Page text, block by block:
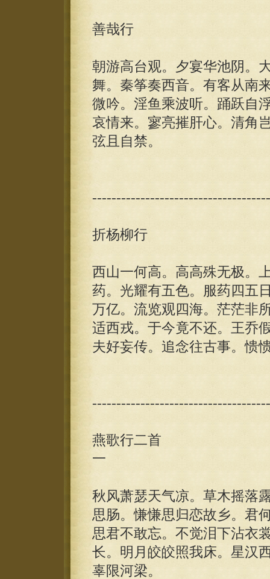
善哉行
朝游高台观。夕宴华池阴。
舞。秦筝奏西音。有客从南
微吟。淫鱼乘波听。踊跃自
哀情来。寥亮摧肝心。清角
弦且自禁。
折杨柳行
西山一何高。高高殊无极。
药。光耀有五色。服药四五
万亿。流览观四海。茫茫非
适西戎。于今竟不还。王乔
夫好妄传。追念往古事。愦
燕歌行二首
一
秋风萧瑟天气凉。草木摇落
思肠。慊慊思归恋故乡。君
思君不敢忘。不觉泪下沾衣
长。明月皎皎照我床。星汉
辜限河梁。